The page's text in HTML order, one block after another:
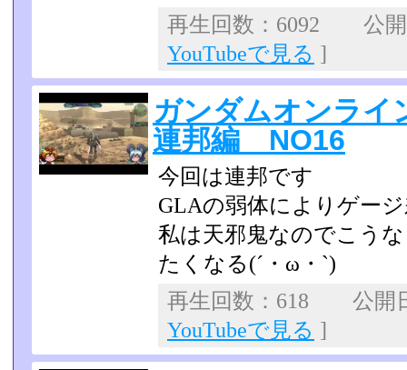
再生回数：6092 公
YouTubeで見る ]
ガンダムオンラ
連邦編 NO16
今回は連邦です
GLAの弱体によりゲー
私は天邪鬼なのでこう
たくなる(´・ω・`)
再生回数：618 公開
YouTubeで見る ]